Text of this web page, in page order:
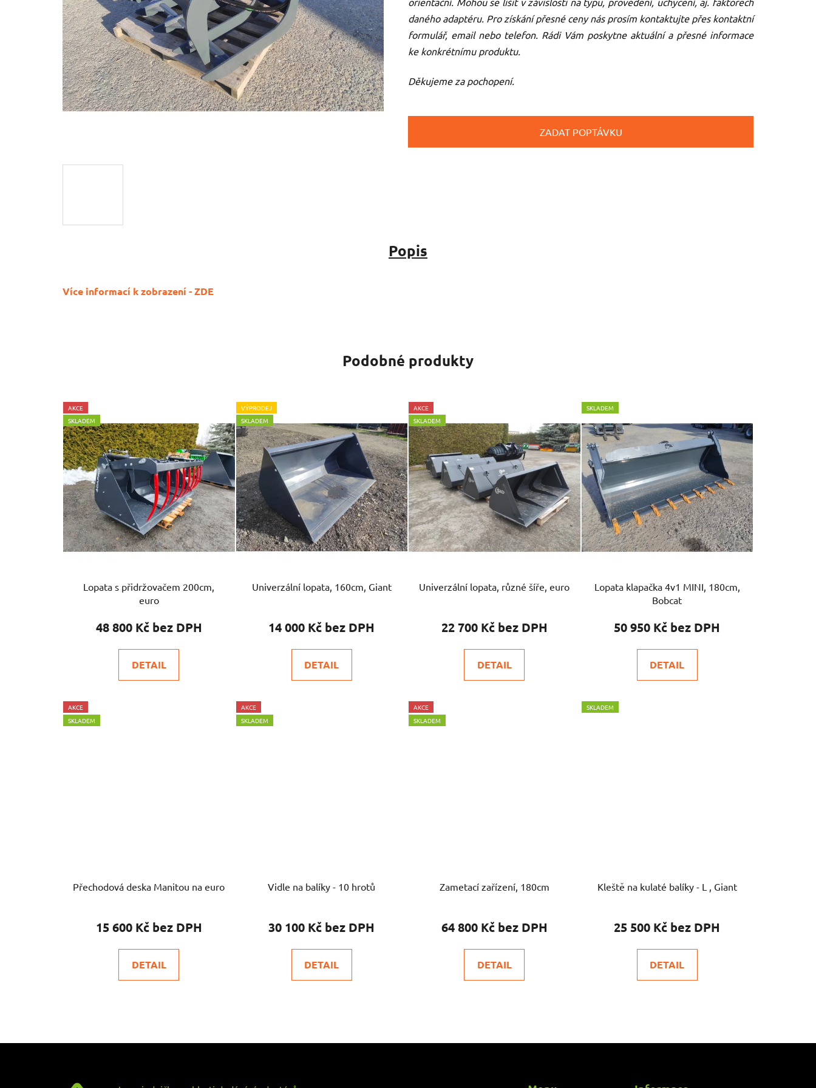
daného adaptéru. Pro získání přesné ceny nás prosím kontaktujte přes kontaktní
formulář, email nebo telefon. Rádi Vám poskytne aktuální a přesné informace
ke konkrétnímu produktu.
Děkujeme za pochopení.
ZADAT POPTÁVKU
Popis
Více informací k zobrazení - ZDE
Podobné produkty
AKCE
SKLADEM
Lopata s přidržovačem 200cm,
euro
48 800 Kč
DETAIL
VÝPRODEJ
SKLADEM
Univerzální lopata, 160cm, Giant
14 000 Kč
DETAIL
AKCE
SKLADEM
Univerzální lopata, různé šíře, euro
22 700 Kč
DETAIL
SKLADEM
Lopata klapačka 4v1 MINI, 180cm,
Bobcat
50 950 Kč
DETAIL
AKCE
SKLADEM
Přechodová deska Manitou na euro
15 600 Kč
DETAIL
AKCE
SKLADEM
Vidle na balíky - 10 hrotů
30 100 Kč
DETAIL
AKCE
SKLADEM
Zametací zařízení, 180cm
64 800 Kč
DETAIL
SKLADEM
Kleště na kulaté balíky - L , Giant
25 500 Kč
DETAIL